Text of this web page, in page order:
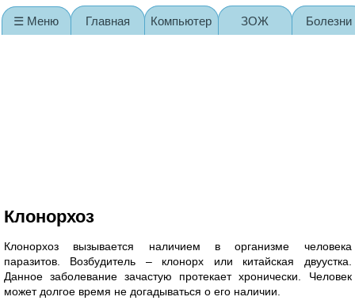
Клонорхоз
Клонорхоз вызывается наличием в организме человека
паразитов. Возбудитель – клонорх или китайская двуустка.
Данное заболевание зачастую протекает хронически. Человек
может долгое время не догадываться о его наличии.
☰ Меню Главная Компьютер ЗОЖ Болезни